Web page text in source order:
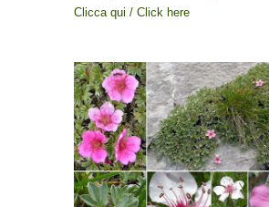
Clicca qui / Click here